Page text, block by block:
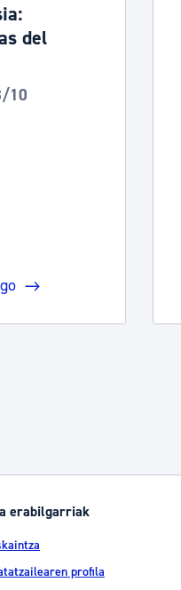
del
10
erabilgarriak
profila